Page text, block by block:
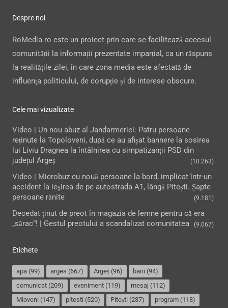
Despre noi
RoMedia.ro este un proiect prin care se facilitează accesul
comunității la informații prezentate imparțial, ca un răspuns
la realitățile zilei, în care zona media este afectată de
influența politicului, de corupție și de interese obscure.
Cele mai vizualizate
Video | Un nou abuz al Jandarmeriei: Patru persoane
reținute la Topoloveni, după ce au afișat bannere la sosirea
lui Liviu Dragnea la întâlnirea cu simpatizanții PSD din
județul Argeș
(10.263)
Video | Microbuz cu nouă persoane la bord, implicat într-un
accident la ieşirea de pe autostrada A1, lângă Pitești. Șapte
persoane rănite
(9.181)
Decedat ținut de preot în magazia de lemne pentru că era
„sărac”! | Gestul preotului a scandalizat comunitatea
(9.067)
Etichete
apa (99) arges (667) Argeș (96) bani (94)
comunicat (209) eveniment (119) mesaj (112)
Mioveni (147) pitesti (520) Pitești (237) program (118)